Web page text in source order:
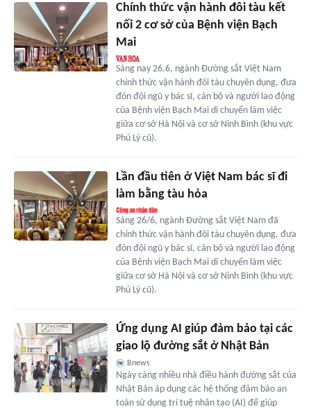
Chính thức vận hành đôi tàu kết
nối 2 cơ sở của Bệnh viện Bạch
Mai
Sáng nay 26.6, ngành Đường sắt Việt Nam
chính thức vận hành đôi tàu chuyên dụng, đưa
đón đội ngũ y bác sĩ, cán bộ và người lao động
của Bệnh viện Bạch Mai di chuyển làm việc
giữa cơ sở Hà Nội và cơ sở Ninh Bình (khu vực
Phủ Lý cũ).
Lần đầu tiên ở Việt Nam bác sĩ đi
làm bằng tàu hỏa
Sáng 26/6, ngành Đường sắt Việt Nam đã
chính thức vận hành đôi tàu chuyên dụng, đưa
đón đội ngũ y bác sĩ, cán bộ và người lao động
của Bệnh viện Bạch Mai di chuyển làm việc
giữa cơ sở Hà Nội và cơ sở Ninh Bình (khu vực
Phủ Lý cũ).
Ứng dụng AI giúp đảm bảo tại các
giao lộ đường sắt ở Nhật Bản
Bnews
Ngày càng nhiều nhà điều hành đường sắt của
Nhật Bản áp dụng các hệ thống đảm bảo an
toàn sử dụng trí tuệ nhân tạo (AI) để giúp